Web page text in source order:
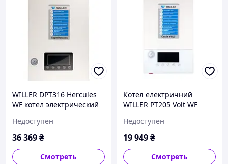
WILLER DPT316 Hercules
WF котел электрический
Недоступен
36 369₴
Смотреть
Котел електричний
WILLER PT205 Volt WF
Недоступен
19 949₴
Смотреть